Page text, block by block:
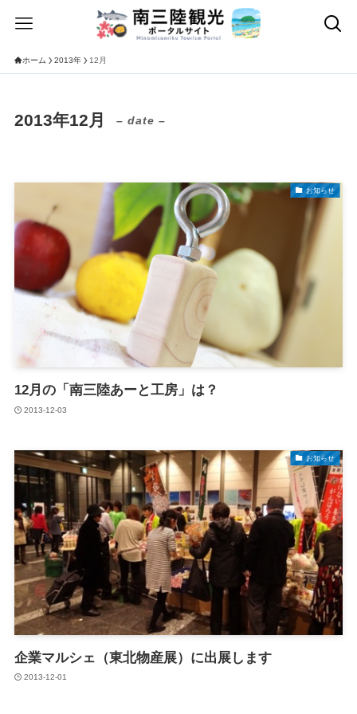
ホーム 2013年 12月
2013年12月 – date –
お知らせ
12月の「南三陸あーと工房」は？
2013-12-03
お知らせ
企業マルシェ（東北物産展）に出展します
2013-12-01